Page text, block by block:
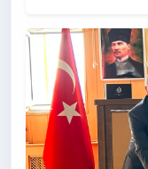
"İstifli Taş